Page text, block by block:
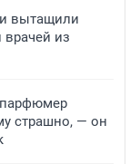
вытащили
врачей из
парфюмер
страшно, — он